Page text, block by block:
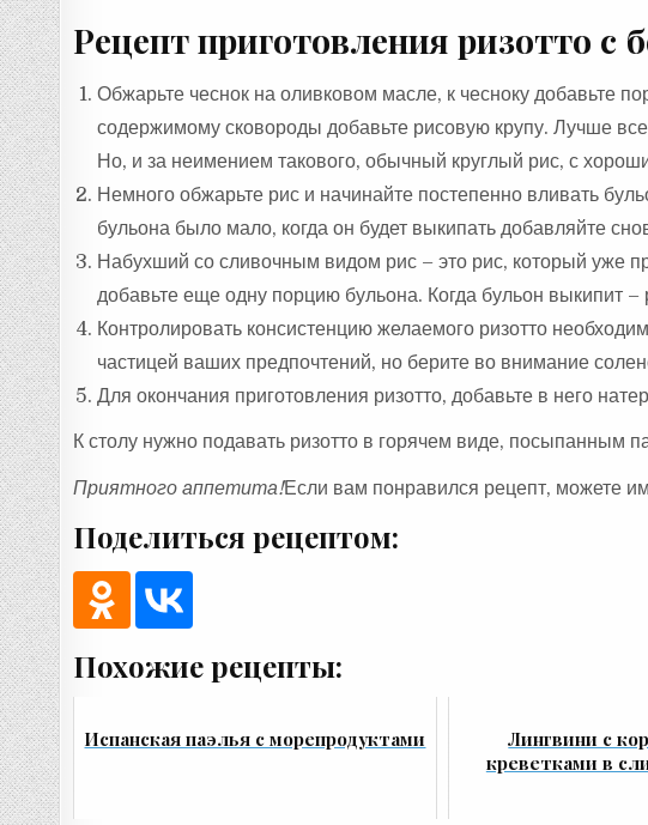
Рецепт приготовления ризотто с
Обжарьте чеснок на оливковом масле, к чесноку добавьте
содержимому сковороды добавьте рисовую крупу. Лучше
Но, и за неимением такового, обычный круглый рис, с
Немного обжарьте рис и начинайте постепенно вливать
бульона было мало, когда он будет выкипать добавляйте
Набухший со сливочным видом рис – это рис, который уже
добавьте еще одну порцию бульона. Когда бульон выкипит –
Контролировать консистенцию желаемого ризотто
частицей ваших предпочтений, но берите во внимание
Для окончания приготовления ризотто, добавьте в него
К столу нужно подавать ризотто в горячем виде, посыпанным
Приятного аппетита!Если вам понравился рецепт, можете
Поделиться рецептом:
Похожие рецепты:
Испанская паэлья с морепродуктами
Лингвини с
креветками в